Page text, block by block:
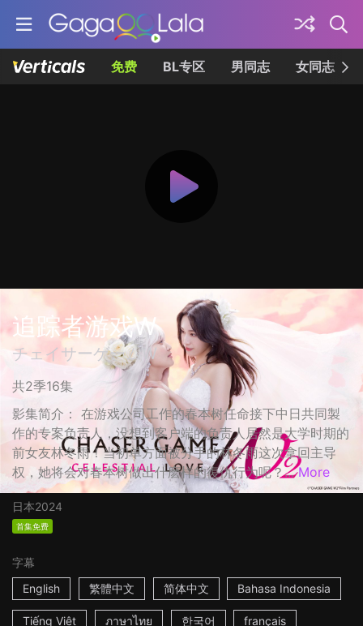
免费 BL专区 男同志 女同志
追踪者游戏W
チェイサーゲームW
共2季16集
影集简介： 在游戏公司工作的春本树任命接下中日共同製
作的专案负责人，没想到客户端的负责人居然是大学时期的
前女友林冬雨！当初单方面被分手的林冬雨这次拿回主导
权，她将会对春本树做出什麽样的復仇行为呢？... More
日本2024
首集免费
字幕
English
繁體中文 简体中文 Bahasa Indonesia
Tiếng Việt ภาษาไทย 한국어 français